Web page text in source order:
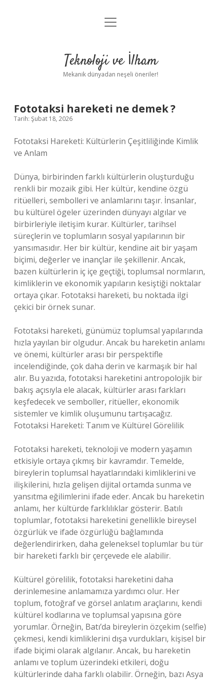
Anasayfa
Yasal Uyarı
menüyü
Teknoloji ve İlham
Mekanik dünyadan neşeli öneriler!
Fototaksi hareketi ne demek ?
Tarih: Şubat 18, 2026
Fototaksi Hareketi: Kültürlerin Çeşitliliğinde Kimlik
ve Anlam
Dünya, birbirinden farklı kültürlerin oluşturduğu
renkli bir mozaik gibi. Her kültür, kendine özgü
ritüelleri, sembolleri ve anlamlarını taşır. İnsanlar,
bu kültürel ögeler üzerinden dünyayı algılar ve
birbirleriyle iletişim kurar. Kültürler, tarihsel
süreçlerin ve toplumların sosyal yapılarının bir
yansımasıdır. Her bir kültür, kendine ait bir yaşam
biçimi, değerler ve inançlar ile şekillenir. Ancak,
bazen kültürlerin iç içe geçtiği, toplumsal normların,
kimliklerin ve ekonomik yapıların kesiştiği noktalar
ortaya çıkar. Fototaksi hareketi, bu noktada ilgi
çekici bir örnek sunar.
Fototaksi hareketi, günümüz toplumsal yapılarında
hızla yayılan bir olgudur. Ancak bu hareketin anlamı
ve önemi, kültürler arası bir perspektifle
incelendiğinde, çok daha derin ve karmaşık bir hal
alır. Bu yazıda, fototaksi hareketini antropolojik bir
bakış açısıyla ele alacak, kültürler arası farkları
keşfedecek ve semboller, ritüeller, ekonomik
sistemler ve kimlik oluşumunu tartışacağız.
Fototaksi Hareketi: Tanım ve Kültürel Görelilik
Fototaksi hareketi, teknoloji ve modern yaşamın
etkisiyle ortaya çıkmış bir kavramdır. Temelde,
bireylerin toplumsal hayatlarındaki kimliklerini ve
ilişkilerini, hızla gelişen dijital ortamda sunma ve
yansıtma eğilimlerini ifade eder. Ancak bu hareketin
anlamı, her kültürde farklılıklar gösterir. Batılı
toplumlar, fototaksi hareketini genellikle bireysel
özgürlük ve ifade özgürlüğü bağlamında
değerlendirirken, daha geleneksel toplumlar bu tür
bir hareketi farklı bir çerçevede ele alabilir.
Kültürel görelilik, fototaksi hareketini daha
derinlemesine anlamamıza yardımcı olur. Her
toplum, fotoğraf ve görsel anlatım araçlarını, kendi
kültürel kodlarına ve toplumsal yapısına göre
yorumlar. Örneğin, Batı’da bireylerin özçekim (selfie)
çekmesi, kendi kimliklerini dışa vurdukları, kişisel bir
ifade biçimi olarak algılanır. Ancak, bu hareketin
anlamı ve toplum üzerindeki etkileri, doğu
kültürlerinde daha farklı olabilir. Örneğin, bazı Asya